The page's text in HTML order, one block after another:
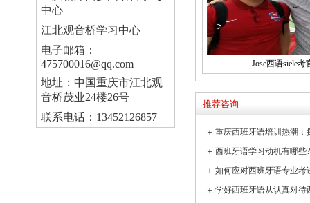
中心
江北观音桥学习中心
电子邮箱：
475700016@qq.com
地址：中国重庆市江北观
音桥茂业24楼26号
联系电话：13452126857
Jose西语siele考
推荐咨询
＋
＋
＋ 如何应对西班牙语专业考
＋ 学好西班牙语从认真对待